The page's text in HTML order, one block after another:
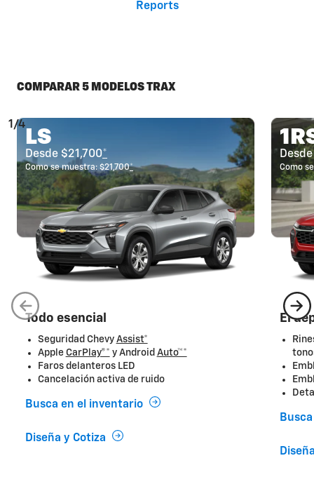
Reports
COMPARAR 5 MODELOS TRAX
LS
Desde $21,700*
Como se muestra: $21,700*
Todo esencial
Seguridad Chevy Assist*
Apple CarPlay®* y Android Auto™*
Faros delanteros LED
Cancelación activa de ruido
Busca en el inventario
Diseña y Cotiza
Como
El
1/4